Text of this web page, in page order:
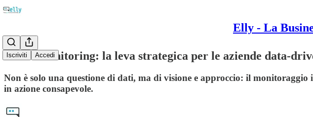
Elly - La
Iscriviti Accedi
Smart monitoring: la leva strategica per le aziende data-
Non è solo una questione di dati, ma di visione e approccio: il
in azione consapevole.